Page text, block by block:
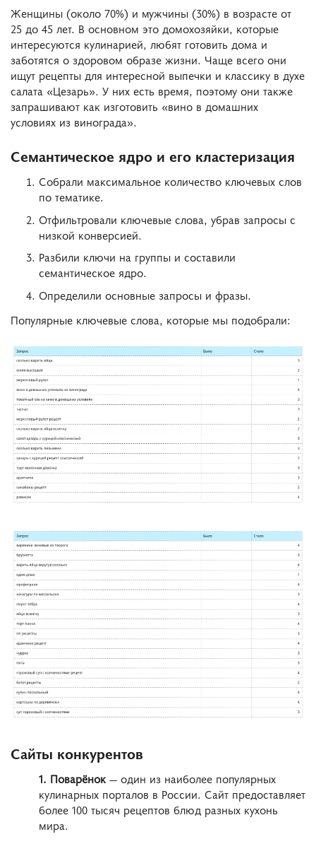
Женщины (около 70%) и мужчины (30%) в возрасте от
25 до 45 лет. В основном это домохозяйки, которые
интересуются кулинарией, любят готовить дома и
заботятся о здоровом образе жизни. Чаще всего они
ищут рецепты для интересной выпечки и классику в духе
салата «Цезарь». У них есть время, поэтому они также
запрашивают как изготовить «вино в домашних
условиях из винограда».
Семантическое ядро и его кластеризация
Собрали максимальное количество ключевых слов
по тематике.
Отфильтровали ключевые слова, убрав запросы с
низкой конверсией.
Разбили ключи на группы и составили
семантическое ядро.
Определили основные запросы и фразы.
Популярные ключевые слова, которые мы подобрали:
Сайты конкурентов
1. Поварёнок — один из наиболее популярных
кулинарных порталов в России. Сайт предоставляет
более 100 тысяч рецептов блюд разных кухонь
мира.